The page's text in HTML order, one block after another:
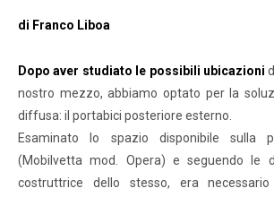
di Franco Liboa
Dopo aver studiato le possibili ubicazioni
nostro mezzo, abbiamo optato per la
diffusa: il portabici posteriore esterno.
Esaminato lo spazio disponibile sulla
(Mobilvetta mod. Opera) e seguendo le
costruttrice dello stesso, era